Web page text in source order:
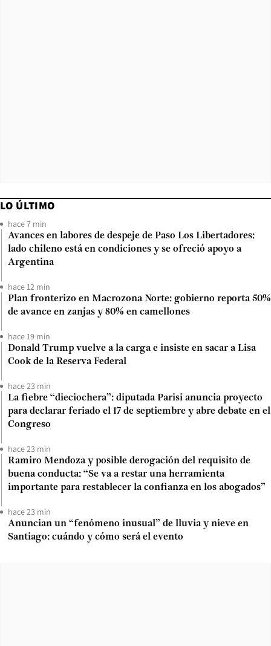
LO ÚLTIMO
hace 7 min
Avances en labores de despeje de Paso Los Libertadores:
lado chileno está en condiciones y se ofreció apoyo a
Argentina
hace 12 min
Plan fronterizo en Macrozona Norte: gobierno reporta 50%
de avance en zanjas y 80% en camellones
hace 19 min
Donald Trump vuelve a la carga e insiste en sacar a Lisa
Cook de la Reserva Federal
hace 23 min
La fiebre “dieciochera”: diputada Parisi anuncia proyecto
para declarar feriado el 17 de septiembre y abre debate en el
Congreso
hace 23 min
Ramiro Mendoza y posible derogación del requisito de
buena conducta: “Se va a restar una herramienta
importante para restablecer la confianza en los abogados”
hace 23 min
Anuncian un “fenómeno inusual” de lluvia y nieve en
Santiago: cuándo y cómo será el evento